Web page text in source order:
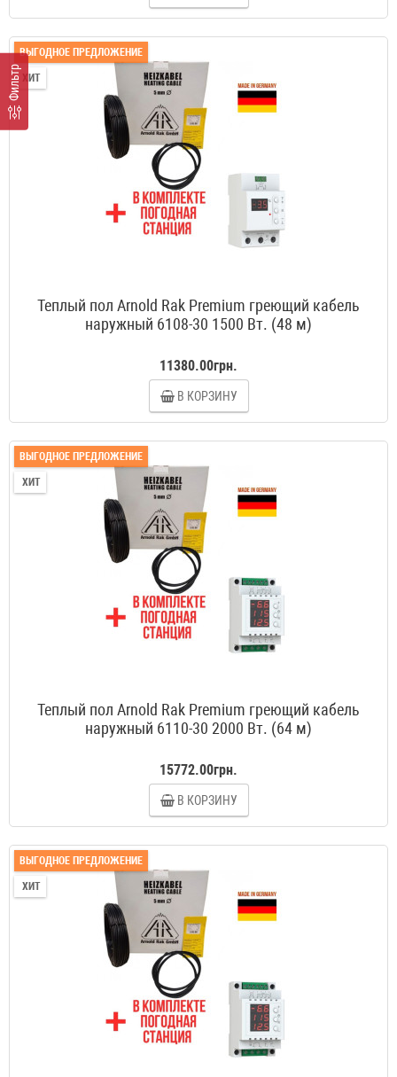
Фильтр
ВЫГОДНОЕ ПРЕДЛОЖЕНИЕ
ХИТ
Теплый пол Arnold Rak Premium греющий кабель
наружный 6108-30 1500 Вт. (48 м)
11380.00грн.
В КОРЗИНУ
ВЫГОДНОЕ ПРЕДЛОЖЕНИЕ
ХИТ
Теплый пол Arnold Rak Premium греющий кабель
наружный 6110-30 2000 Вт. (64 м)
15772.00грн.
В КОРЗИНУ
ВЫГОДНОЕ ПРЕДЛОЖЕНИЕ
ХИТ